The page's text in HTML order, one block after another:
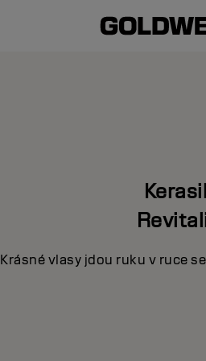
Krásné vlasy jdou ruku v ruce